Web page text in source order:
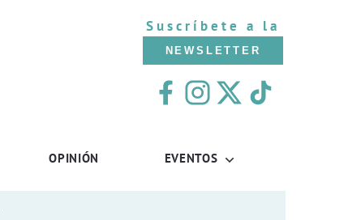
Suscríbete a la
NEWSLETTER
OPINIÓN EVENTOS